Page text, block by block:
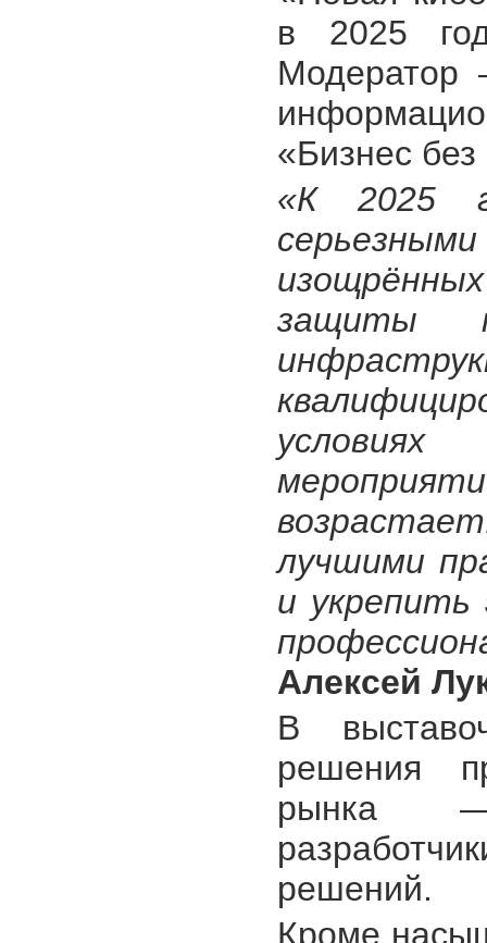
в 2025
Модератор
«Бизнес
«К 2025
защиты
лучшими
и
Алексей
В
решения
рынка —
решений.
Кроме